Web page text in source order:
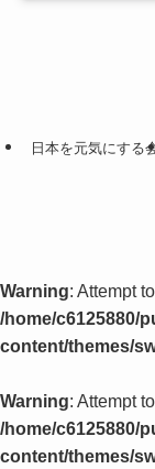
日本を元気にする
Warning: Attempt
/home/c6125880/
content/themes/
Warning: Attempt
/home/c6125880/
content/themes/